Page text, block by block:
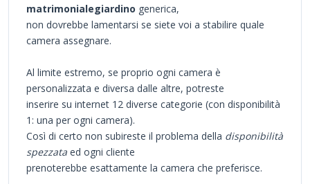
matrimonialegiardino generica,
non dovrebbe lamentarsi se siete voi a stabilire quale
camera assegnare.
Al limite estremo, se proprio ogni camera è
personalizzata e diversa dalle altre, potreste
inserire su internet 12 diverse categorie (con disponibilità
1: una per ogni camera).
Così di certo non subireste il problema della disponibilità
spezzata ed ogni cliente
prenoterebbe esattamente la camera che preferisce.